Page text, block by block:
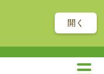
開く